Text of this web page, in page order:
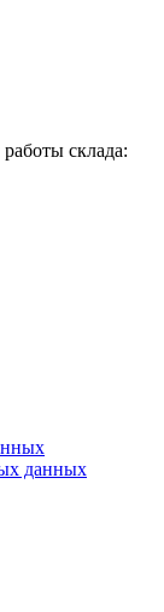
склада:
данных